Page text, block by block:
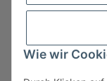
Wie wir